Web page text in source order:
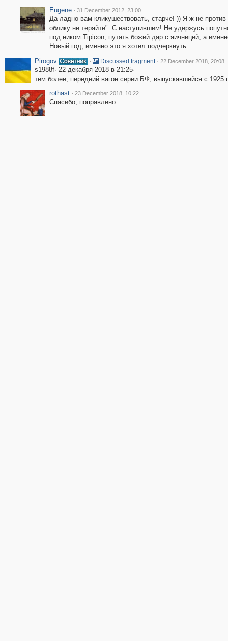
Eugene · 31 December 2012, 23:00
Да ладно вам кликушествовать, старче! )) Я ж не против
облику не теряйте". С наступившим! Не удержусь
под ником Tipicon, путать божий дар с яичницей, а
Новый год, именно это я хотел подчеркнуть.
Pirogov
· Discussed fragment · 22 December 2018, 20:08
s1988f· 22 декабря 2018 в 21:25·
тем более, передний вагон серии БФ, выпускавшейся с 1925
rothast · 23 December 2018, 10:22
Спасибо, поправлено.